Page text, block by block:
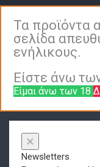
Τα προϊόντα
σελίδα
ενήλικους.
Είστε άνω
Είμαι άνω των 18
×
Newsletters